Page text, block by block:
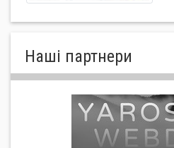
Нашi партнери